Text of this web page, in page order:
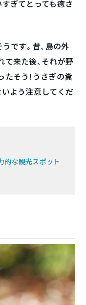
ぎてとっても癒さ
です。昔、島の外
来た後、それが野
そう！うさぎの糞
よう注意してくだ
的な観光スポット